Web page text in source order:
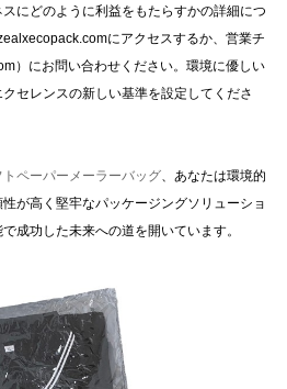
にどのように利益をもたらすかの詳細につ
にアクセスするか、営業チ
）にお問い合わせください。環境に優しい
セレンスの新しい基準を設定してくださ
トペーパーメーラーバッグ、あなたは環境的
が高く堅牢なパッケージングソリューショ
成功した未来への道を開いています。